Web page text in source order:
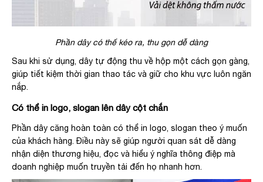
Phần dây có thể kéo ra, thu gọn dễ dàng
Sau khi sử dụng, dây tự động thu về hộp một cách gọn gàng,
giúp tiết kiệm thời gian thao tác và giữ cho khu vực luôn ngăn
nắp.
Có thể in logo, slogan lên dây cột chắn
Phần dây căng hoàn toàn có thể in logo, slogan theo ý muốn
của khách hàng. Điều này sẽ giúp người quan sát dễ dàng
nhận diện thương hiệu, đọc và hiểu ý nghĩa thông điệp mà
doanh nghiệp muốn truyền tải đến họ nhanh hơn.